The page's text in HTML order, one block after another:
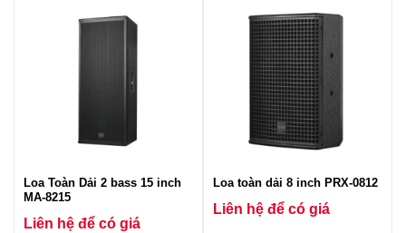
Loa Toàn Dải 2 bass 15 inch
MA-8215
Liên hệ để có giá
Loa toàn dải 8 inch PRX-0812
Liên hệ để có giá